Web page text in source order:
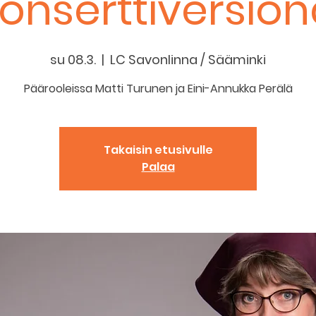
su 08.3.
  |
LC Savonlinna / Sääminki
Päärooleissa Matti Turunen ja Eini-Annukka Perälä
Takaisin etusivulle
Palaa